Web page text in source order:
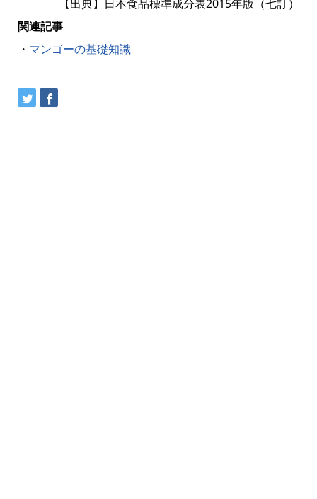
【出典】日本食品標準成分表2015年版（七訂）
関連記事
・ マンゴーの基礎知識